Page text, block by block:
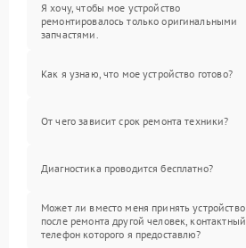
Я хочу, чтобы мое устройство
ремонтировалось только оригинальными
запчастями.
Как я узнаю, что мое устройство готово?
От чего зависит срок ремонта техники?
Диагностика проводится бесплатно?
Может ли вместо меня принять устройство
после ремонта другой человек, контактный
телефон которого я предоставлю?